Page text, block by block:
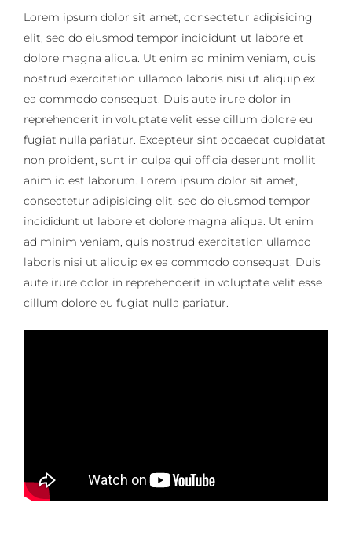
Lorem ipsum dolor sit amet, consectetur adipisicing
elit, sed do eiusmod tempor incididunt ut labore et
dolore magna aliqua. Ut enim ad minim veniam, quis
nostrud exercitation ullamco laboris nisi ut aliquip ex
ea commodo consequat. Duis aute irure dolor in
reprehenderit in voluptate velit esse cillum dolore eu
fugiat nulla pariatur. Excepteur sint occaecat cupidatat
non proident, sunt in culpa qui officia deserunt mollit
anim id est laborum. Lorem ipsum dolor sit amet,
consectetur adipisicing elit, sed do eiusmod tempor
incididunt ut labore et dolore magna aliqua. Ut enim
ad minim veniam, quis nostrud exercitation ullamco
laboris nisi ut aliquip ex ea commodo consequat. Duis
aute irure dolor in reprehenderit in voluptate velit esse
cillum dolore eu fugiat nulla pariatur.